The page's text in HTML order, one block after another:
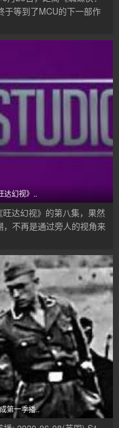
于等到了MCU的下一部作
达幻视》..
达幻视》的第八集，果然
不再是通过旁人的视角来
第一季播..